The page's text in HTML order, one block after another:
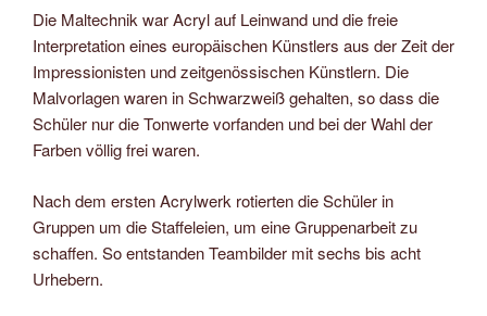
Die Maltechnik war Acryl auf Leinwand und die freie
Interpretation eines europäischen Künstlers aus der Zeit der
Impressionisten und zeitgenössischen Künstlern. Die
Malvorlagen waren in Schwarzweiß gehalten, so dass die
Schüler nur die Tonwerte vorfanden und bei der Wahl der
Farben völlig frei waren.
Nach dem ersten Acrylwerk rotierten die Schüler in
Gruppen um die Staffeleien, um eine Gruppenarbeit zu
schaffen. So entstanden Teambilder mit sechs bis acht
Urhebern.